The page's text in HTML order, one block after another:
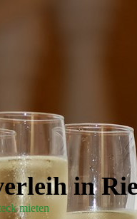
in
mieten